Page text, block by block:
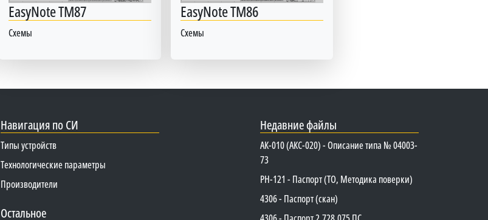
EasyNote TM87
Схемы
EasyNote TM86
Схемы
Навигация по СИ
Типы устройств
Технологические параметры
Производители
Остальное
Недавние файлы
АК-010 (АКС-020) - Описание типа № 04003-
73
PH-121 - Паспорт (ТО, Методика поверки)
4306 - Паспорт (скан)